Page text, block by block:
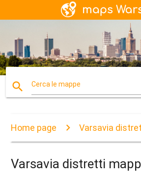
search Cerca le mappe
Home page Varsavia
Varsavia distretti